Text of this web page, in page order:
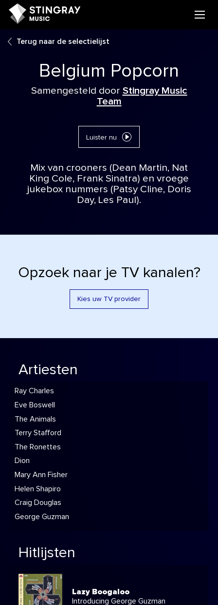
Terug naar de selectielijst
Belgium Popcorn
Samengesteld door Stingray Music
Team
Luister nu
Mix van crooners (Dean Martin, Nat
King Cole, Frank Sinatra) en vroege
jukebox nummers (Patsy Cline, Doris
Day, Les Paul).
Opzoek naar je TV kanalen?
Kies uw TV provider
Artiesten
Ray Charles
Eve Boswell
The Animals
Terry Stafford
The Ronettes
Dion
Mary Ann Fisher
Helen Shapiro
Craig Douglas
George Guzman
Hitlijsten
Lazy Boogaloo
Introducing George Guzman